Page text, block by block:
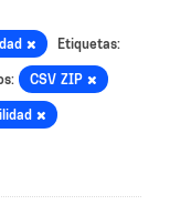
Etiquetas:
CSV ZIP